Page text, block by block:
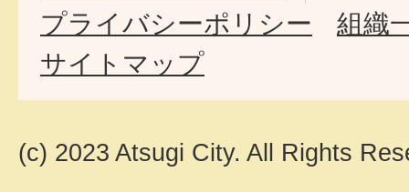
プライバシーポリシー
組織
サイトマップ
(c) 2023 Atsugi City. All Rights